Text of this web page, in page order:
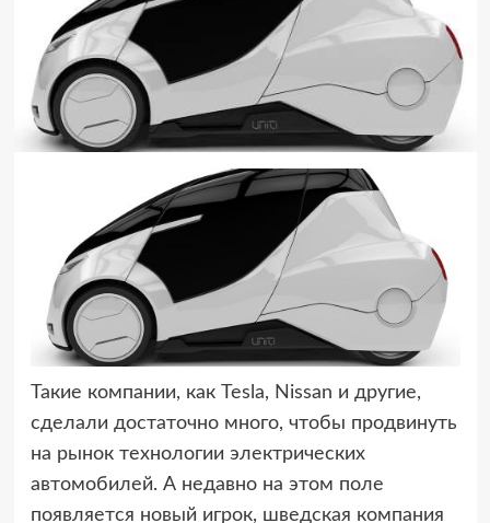
Такие компании, как Tesla, Nissan и другие,
сделали достаточно много, чтобы продвинуть
на рынок технологии электрических
автомобилей. А недавно на этом поле
появляется новый игрок, шведская компания